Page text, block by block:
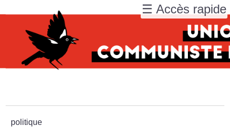
politique
☰ Accès rapide